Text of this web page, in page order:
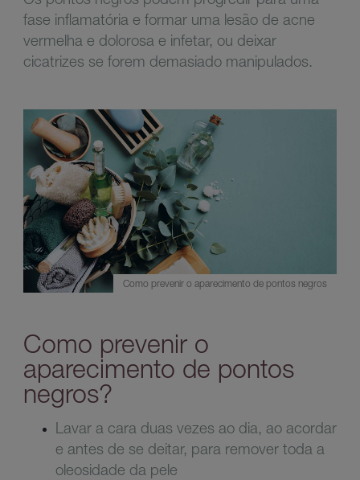
fase inflamatória e formar uma lesão de acne
vermelha e dolorosa e infetar, ou deixar
cicatrizes se forem demasiado manipulados.
Como prevenir o aparecimento de pontos negros
Como prevenir o
aparecimento de pontos
negros?
Lavar a cara duas vezes ao dia, ao acordar
e antes de se deitar, para remover toda a
oleosidade da pele